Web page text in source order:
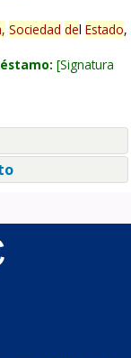
Sociedad del Estado,
Signatura